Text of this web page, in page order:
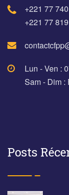
+221 77
+221 77
Lun - Ven :
Sam - Dim :
Posts